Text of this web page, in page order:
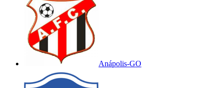
Anápolis-GO